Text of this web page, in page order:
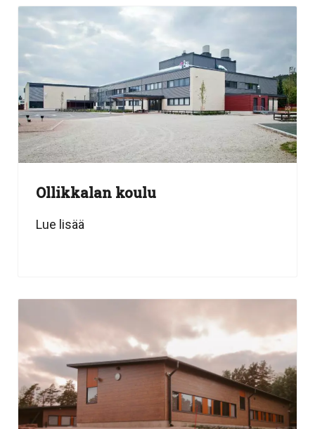
Ollikkalan koulu
Lue lisää